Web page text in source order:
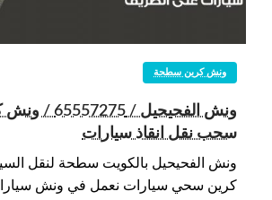
ونش كرين سطحة
ونش الفحيحيل /
سحب نقل انقاذ سيارات
ونش الفحيحيل بالكويت سطحة لنقل
كرين سحي سيارات نعمل في ونش